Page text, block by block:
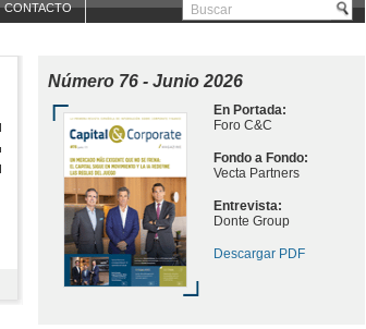
CONTACTO
Número 76 - Junio 2026
En Portada:
Foro C&C
Fondo a Fondo:
Vecta Partners
Entrevista:
Donte Group
Descargar PDF